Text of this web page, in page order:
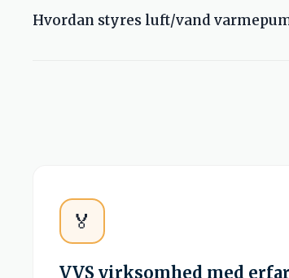
Hvordan styres luft/vand
🏅
VVS virksomhed med